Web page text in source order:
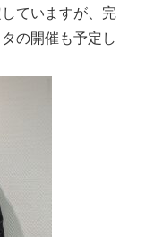
ていますが、完
の開催も予定し